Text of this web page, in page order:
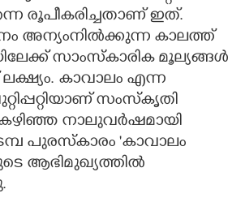
രൂപീകരിച്ചതാണ് ഇത്.
അന്യംനിൽക്കുന്ന കാലത്ത്
സാംസ്കാരിക മൂല്യങ്ങൾ
കാവാലം എന്ന
സംസ്കൃതി
കഴിഞ്ഞ നാലുവർഷമായി
പുരസ്കാരം 'കാവാലം
ആഭിമുഖ്യത്തിൽ